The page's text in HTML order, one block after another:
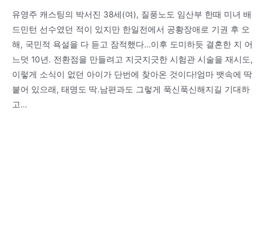
유영주 캐스팅의 박서진 38세(여), 질풍노도 임산부 한때 미녀 배
드민턴 선수였던 적이 있지만 한일전에서 공황장애로 기권 후 오
해, 국민적 욕설을 다 듣고 잠적했다…이후 도미하듯 결혼한 지 어
느덧 10년. 전환점을 만들려고 지긋지긋한 시험관 시술을 재시도,
이렇게 소식이 없던 아이가 단번에 찾아온 것이다!엄마 뱃속에 딱
붙어 있으래, 태명도 딱.남편과도 그렇게 푹신푹신해지길 기대하
고…